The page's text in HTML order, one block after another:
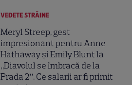
VEDETE STRĂINE
Meryl Streep, gest
impresionant pentru Anne
Hathaway și Emily Blunt la
„Diavolul se îmbracă de la
Prada 2”. Ce salarii ar fi primit